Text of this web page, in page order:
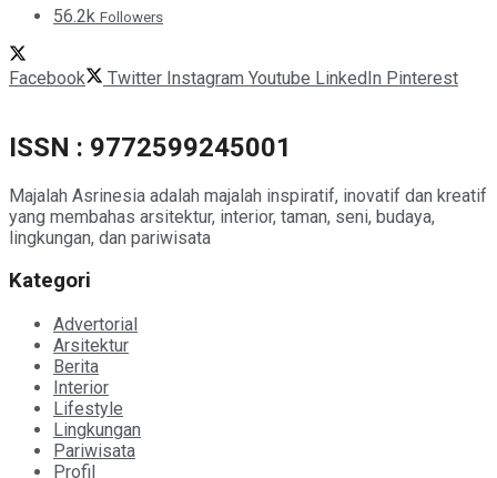
56.2k Followers
Facebook Twitter Instagram Youtube LinkedIn Pinterest
ISSN : 9772599245001
Majalah Asrinesia adalah majalah inspiratif, inovatif dan kreatif
yang membahas arsitektur, interior, taman, seni, budaya,
lingkungan, dan pariwisata
Kategori
Advertorial
Arsitektur
Berita
Interior
Lifestyle
Lingkungan
Pariwisata
Profil